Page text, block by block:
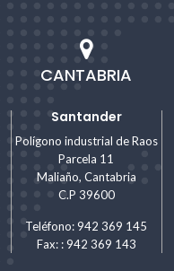
CANTABRIA
Santander
Polígono industrial de Raos
Parcela 11
Maliaño, Cantabria
C.P 39600
Teléfono: 942 369 145
Fax: : 942 369 143